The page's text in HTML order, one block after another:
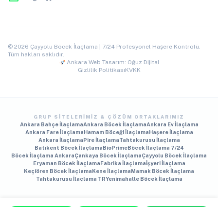
© 2026 Çayyolu Böcek İlaçlama | 7/24 Profesyonel Haşere Kontrolü.
Tüm hakları saklıdır.
Ankara Web Tasarım: Oğuz Dijital
Gizlilik PolitikasıKVKK
GRUP SITELERIMIZ & ÇÖZÜM ORTAKLARIMIZ
Ankara Bahçe İlaçlamaAnkara Böcek İlaçlamaAnkara Ev İlaçlama
Ankara Fare İlaçlamaHamam Böceği İlaçlamaHaşere İlaçlama
Ankara İlaçlamaPire İlaçlamaTahtakurusu İlaçlama
Batıkent Böcek İlaçlamaBioPrimeBöcek İlaçlama 7/24
Böcek İlaçlama AnkaraÇankaya Böcek İlaçlamaÇayyolu Böcek İlaçlama
Eryaman Böcek İlaçlamaFabrika İlaçlamaİşyeri İlaçlama
Keçiören Böcek İlaçlamaKene İlaçlamaMamak Böcek İlaçlama
Tahtakurusu İlaçlama TRYenimahalle Böcek İlaçlama